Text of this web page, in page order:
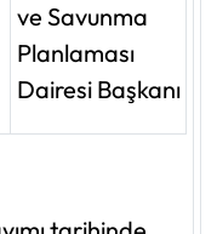
ve Savunma
Planlaması
Dairesi Başkanı